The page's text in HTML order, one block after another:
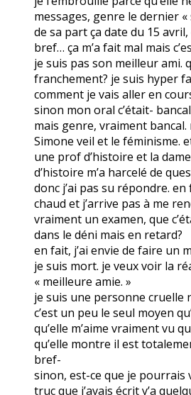
messages, genre le dernier «
de sa part ça date du 15
bref… ça m’a fait mal mais
je suis pas son meilleur ami.
franchement? je suis hyper
comment je vais aller en
sinon mon oral c’était-
mais genre, vraiment bancal.
Simone veil et le féminisme.
une prof d’histoire et la
d’histoire m’a harcelé de
donc j’ai pas su répondre. en
chaud et j’arrive pas à me
vraiment un examen, que
dans le déni mais en retard?
en fait, j’ai envie de faire un
je suis mort. je veux voir la
« meilleure amie. »
je suis une personne cruelle
c’est un peu le seul moyen
qu’elle m’aime vraiment vu
qu’elle montre il est
bref-
sinon, est-ce que je
truc que j’avais écrit y’a